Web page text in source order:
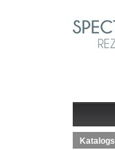
Katalogs